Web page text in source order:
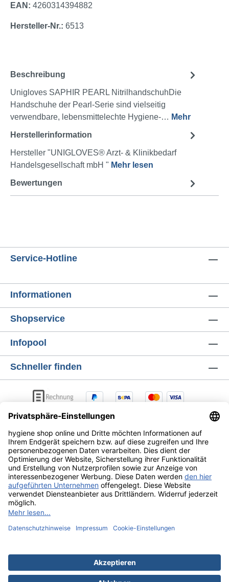
EAN: 4260314394882
Hersteller-Nr.: 6513
Beschreibung
Unigloves SAPHIR PEARL NitrilhandschuhDie
Handschuhe der Pearl-Serie sind vielseitig
verwendbare, lebensmittelechte Hygiene-… Mehr
Herstellerinformation
Hersteller "UNIGLOVES® Arzt- & Klinikbedarf
Handelsgesellschaft mbH " Mehr lesen
Bewertungen
Service-Hotline
Informationen
Shopservice
Infopool
Schneller finden
AGB Lieferung & Versandkosten
Zahlungsarten
Versandkostenund ggf. Nachnahmegebühren, wenn nicht
anders angegeben.